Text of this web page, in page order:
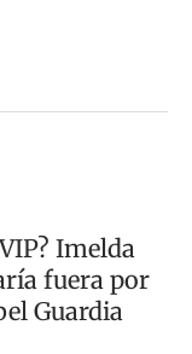
Imelda
fuera por
Guardia